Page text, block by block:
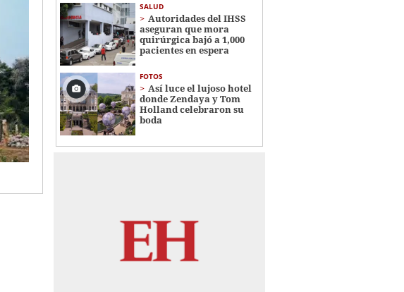
SALUD
Autoridades del IHSS
aseguran que mora
quirúrgica bajó a 1,000
pacientes en espera
FOTOS
Así luce el lujoso hotel
donde Zendaya y Tom
Holland celebraron su
boda